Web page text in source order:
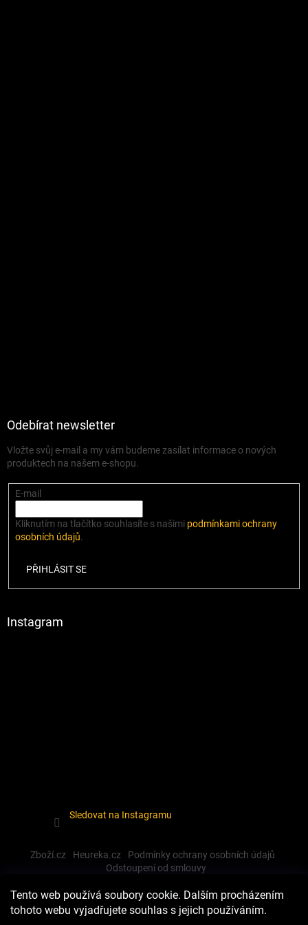
Tento web používá soubory cookie. Dalším procházením
tohoto webu vyjadřujete souhlas s jejich používáním.
Odebírat newsletter
Vložte svůj e-mail a my vám budeme zasílat informace o nových
produktech na našem e-shopu.
E-mail
Kliknutím na tlačítko souhlasíte s našimi podmínkami ochrany
osobních údajů.
PŘIHLÁSIT SE
Instagram
Sledovat na Instagramu
Zboží.cz Heureka.cz
Podmínky ochrany osobních údajů
Odstoupení od smlouvy